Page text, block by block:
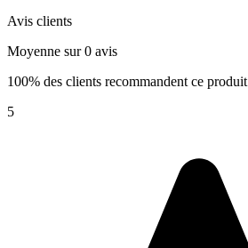
Avis clients
Moyenne sur 0 avis
100% des clients recommandent ce produit
5